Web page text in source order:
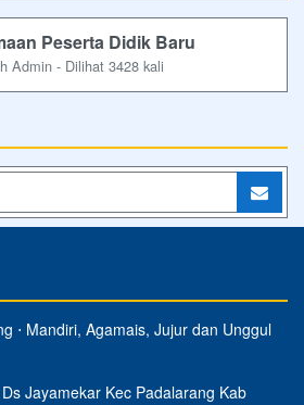
Peserta Didik Baru
Admin - Dilihat 3428 kali
⋅ Mandiri, Agamais, Jujur dan Unggul
Jayamekar Kec Padalarang Kab